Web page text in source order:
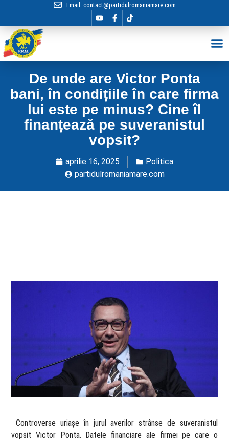
Email: contact@partidulromaniamare.com
De unde are Victor Ponta
bani, în condițiile în care firma
lui este pe minus? Cine îl
finanțează pe suveranistul
vopsit?
aprilie 16, 2025
Politica
partidulromaniamare.com
​ Controverse uriașe în jurul averilor strânse de suveranistul
vopsit Victor Ponta. Datele financiare ale firmei pe care o